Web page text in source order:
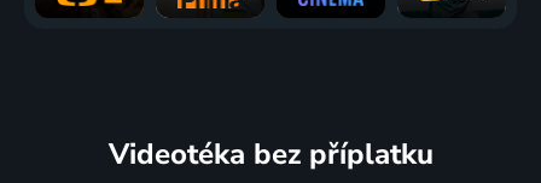
Videotéka bez příplatku